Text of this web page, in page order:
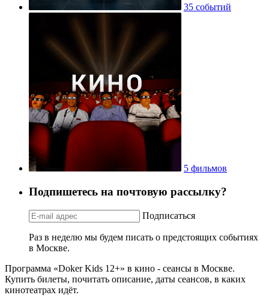
35 событий
5 фильмов
Подпишетесь на почтовую рассылку?
Подписаться
Раз в неделю мы будем писать о предстоящих событиях
в Москве.
Программа «Doker Kids 12+» в кино - сеансы в Москве.
Купить билеты, почитать описание, даты сеансов, в каких
кинотеатрах идёт.